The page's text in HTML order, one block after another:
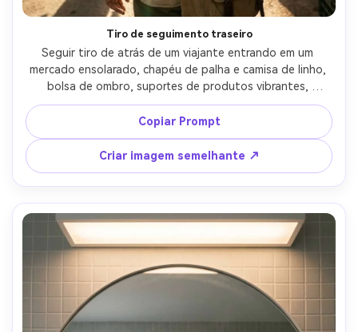
Tiro de seguimento traseiro
Seguir tiro de atrás de um viajante entrando em um
mercado ensolarado, chapéu de palha e camisa de linho,
bolsa de ombro, suportes de produtos vibrantes,
erupções quentes do sol, ligeiro desfoque de movimento
para o realismo, tirado na altura do peito, Sony A7IV,
lente de 35mm, f/2.8, humor de viagem cinematográfica,
detalhe fotorealista e cor-AR 4:5
Copiar Prompt
Criar imagem semelhante ↗